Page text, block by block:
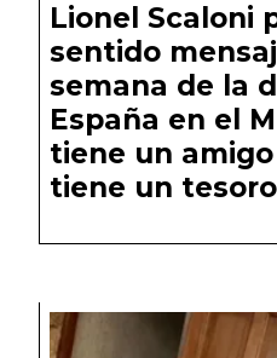
Lionel Scaloni
sentido
semana de la
España en el
tiene un
tiene un